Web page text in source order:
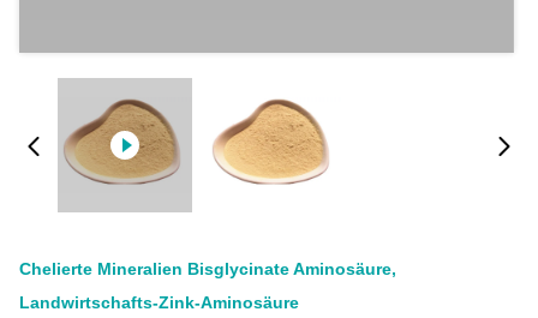
Chelierte Mineralien Bisglycinate Aminosäure,
Landwirtschafts-Zink-Aminosäure